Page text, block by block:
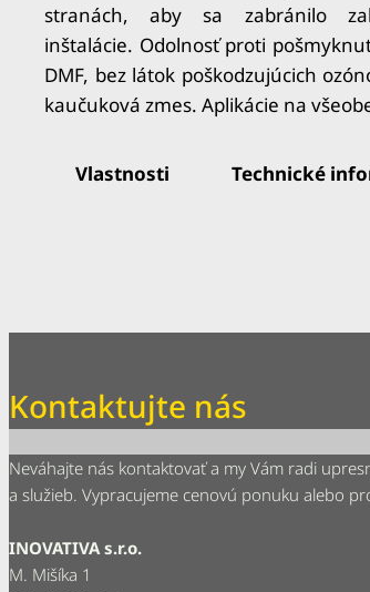
stranách, aby sa zabránilo
inštalácie. Odolnosť proti
DMF, bez látok poškodzujúcich
kaučuková zmes. Aplikácie na
Vlastnosti Technické
Kontaktujte nás
Neváhajte nás kontaktovať a my Vám radi
a služieb. Vypracujeme cenovú ponuku alebo
INOVATIVA s.r.o.
M. Mišíka 1